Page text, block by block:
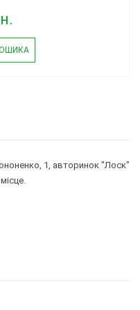
1, авторинок "Лоск"